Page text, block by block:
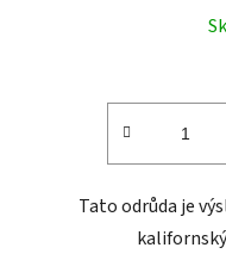
Tato odrůda je